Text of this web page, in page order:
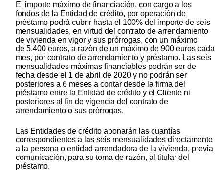
El importe máximo de financiación, con cargo a los
fondos de la Entidad de crédito, por operación de
préstamo podrá cubrir hasta el 100% del importe de seis
mensualidades, en virtud del contrato de arrendamiento
de vivienda en vigor y sus prórrogas, con un máximo
de 5.400 euros, a razón de un máximo de 900 euros cada
mes, por contrato de arrendamiento y préstamo. Las seis
mensualidades máximas financiables podrán ser de
fecha desde el 1 de abril de 2020 y no podrán ser
posteriores a 6 meses a contar desde la firma del
préstamo entre la Entidad de crédito y el Cliente ni
posteriores al fin de vigencia del contrato de
arrendamiento o sus prórrogas.
Las Entidades de crédito abonarán las cuantías
correspondientes a las seis mensualidades directamente
a la persona o entidad arrendadora de la vivienda, previa
comunicación, para su toma de razón, al titular del
préstamo.